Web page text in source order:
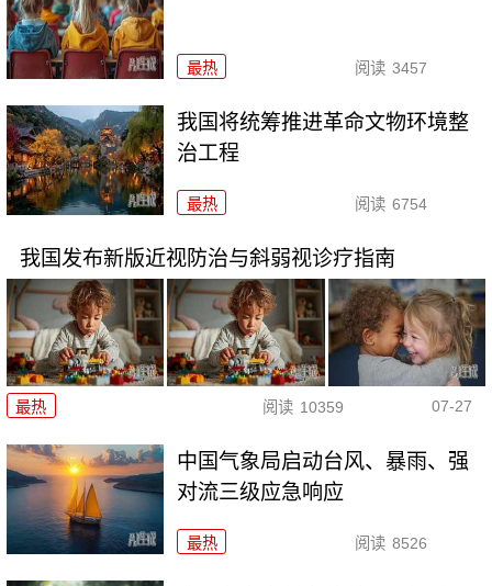
最热 阅读 3457
我国将统筹推进革命文物环境整
治工程
最热 阅读 6754
我国发布新版近视防治与斜弱视诊疗指南
最热 阅读 10359 07-27
中国气象局启动台风、暴雨、强
对流三级应急响应
最热 阅读 8526